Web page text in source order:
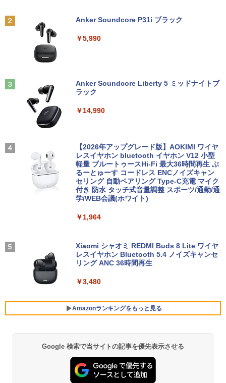
LTE対応 中古美品 / タッチ 10.5インチ M
HD対応WUXGA/ 第8世代CoreM3-8100
￥20,990
OOK DYNABOOK B65/DN SSD256GB
メモリ8GB Core i5 Windows 11 Pro 中
古 アウトレット 返品 送料無料 中古ノー
トパソコン 中古パソコン ノートパソコン
ノート ノートPC OFFICE付き
￥27,500
Microsoft office 2019 H&B付き｜中古
ノートパソコン Windows11 office付｜
メモリ8GB SSD256GB｜Panasonic Le
｜モバイルPC｜ノートパソコン B5サイ
ズ｜パソコン｜中古パソコン｜中古PC
￥29,800
MS Office 2024 H&B 搭載｜中古ノート
パソコン Windows11 Office付｜Core i5
第8世代 以降 SSD 512GB メモリ 8GB｜
DELL Latitude 3500｜中古パソコン 中
古 ノートパソコン 無線 15.6インチ HD
【エントリーでポイント100％還元チャ
en 5 3500U DDR4 16GB 512GB/256GB/
り高性能
0世代 Core i5 メモリ16GB Nvme M.2 S
SD 512GB Office付き Webカメラ WiFi
Type-C Windows11 一体型 中古パソコ
ン
￥48,800
D液晶一体型 デスクトップパソコン Core
i7 3615MQ メモリ16GB SSD512GB US
B 3.0 無線搭載 初心者向け 初期設定済み
ソフトオフィス2024付き microsoft offi
ce付き 中古パソコン 中古 デスクトップ
パソコン 最新オフィス 第10世代 国内メ
ーカー 安心サポート 高品質 Windows11
Pro NEC Mate MKH29B-9 Core i7 16G
B 中古 パソコン デスクトップパソコン
EIZO IIYAMA 三菱 富士通 NEC IO-DATA
【中古】
Yoothi 互換品 液晶 15.6インチ N156BG
4 NT156WHM-N35 NT156WHM-N40 NT
ル
￥10,000
【1,000円クーポン＋ポイント最大31.5%
4インチ VA FHD 1080P フルHD 非光沢
応 Adaptive Sync対応 4000:1コントラ
スト チルト調節可 PCモニター KTC H24
V27
￥10,143
5
液晶ディスプレイ 23インチ ディスプレ
モニター ゲーミングモニター PCモニタ
ー 23.8 1920×1080 HDMI D-Sub ブラッ
ク スピーカー：なし 24E2N2100/11
￥11,480
ィーメンバーと世界に復讐＆『ざま
【漫画全巻セット】【中古】NARUTO
（ナルト） ＜1〜72巻完結＞ 岸本斉史
￥20,750
【いたわりセット付き】1年をおいしくす
こやかに過ごす養生手帳2027 （インプレ
ス手帳2027） [ 久保奈穂実 ]
￥3,080
【中古】HUNTER×HUNTER(ハンターハ
局受取対応】
￥20,900
Anker Soundcore P31i ブラック
￥5,990
Anker Soundcore Liberty 5 ミッドナイトブ
ラック
￥14,990
【2026年アップグレード版】AOKIMI ワイヤ
レスイヤホン bluetooth イヤホン V12 小型
軽量 ブルートゥースHi-Fi 最大36時間再生 ぶ
るーとゅーす コードレス ENCノイズキャン
セリング 自動ペアリング Type-C充電 マイク
付き 防水 タッチ式音量調整 スポーツ/通勤/通
学/WEB会議(ホワイト)
￥1,964
Xiaomi シャオミ REDMI Buds 8 Lite ワイヤ
レスイヤホン Bluetooth 5.4 ノイズキャンセ
リング ANC 36時間再生
￥3,480
Amazonランキングをもっと見る
BRUCE WAYNE feat. Flo Milli, ATL Jacob
[Explicit]
￥250
by Amazon 天然水 ラベルレス 500ml ×24本
富士山の天然水 バナジウム含有 水 ミネラル
ウォーター ペットボトル 静岡県産 500ミリリ
ットル (Smart Basic)
薬屋のひとりごと 17巻 (デジタル版ビッグガ
ンガンコミックス)
￥770
Google 検索で当サイトの記事を優先表示させる